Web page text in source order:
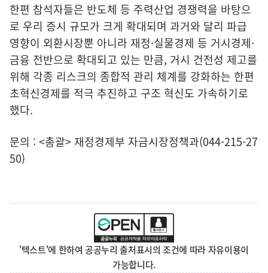
한편 참석자들은 반도체 등 주력산업 경쟁력을 바탕으
로 우리 증시 규모가 크게 확대되며 과거와 달리 파급
영향이 외환시장뿐 아니라 재정·실물경제 등 거시경제·
금융 전반으로 확대되고 있는 만큼, 거시 건전성 제고를
위해 각종 리스크의 종합적 관리 체계를 강화하는 한편
초혁신경제를 적극 추진하고 구조 혁신도 가속하기로
했다.
문의 : <총괄> 재정경제부 자금시장정책과(044-215-27
50)
'텍스트'에 한하여 공공누리 출처표시의 조건에 따라 자유이용이
가능합니다.